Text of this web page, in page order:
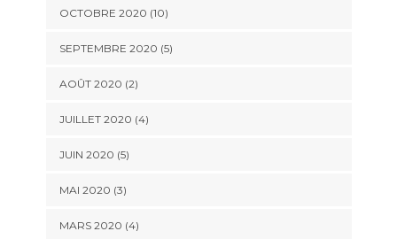
OCTOBRE 2020 (10)
SEPTEMBRE 2020 (5)
AOÛT 2020 (2)
JUILLET 2020 (4)
JUIN 2020 (5)
MAI 2020 (3)
MARS 2020 (4)